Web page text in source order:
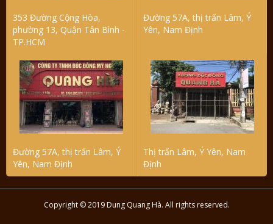
353 Đường Cộng Hòa,
phường 13, Quận Tân Bình -
TP.HCM
Đường 57A, thị trấn Lâm, Ý
Yên, Nam Định
Đường 57A, thị trấn Lâm, Ý
Yên, Nam Định
Thị trấn Lâm, Ý Yên, Nam
Định
Copyright © 2019 Dung Quang Hà. All rights reserved.